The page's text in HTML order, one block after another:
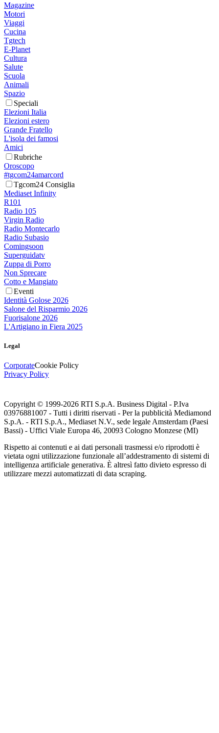
Magazine
Motori
Viaggi
Cucina
Tgtech
E-Planet
Cultura
Salute
Scuola
Animali
Spazio
Speciali
Elezioni Italia
Elezioni estero
Grande Fratello
L'isola dei famosi
Amici
Rubriche
Oroscopo
#tgcom24amarcord
Tgcom24 Consiglia
Mediaset Infinity
R101
Radio 105
Virgin Radio
Radio Montecarlo
Radio Subasio
Comingsoon
Superguidatv
Zuppa di Porro
Non Sprecare
Cotto e Mangiato
Eventi
Identità Golose 2026
Salone del Risparmio 2026
Fuorisalone 2026
L'Artigiano in Fiera 2025
Legal
CorporateCookie Policy
Privacy Policy
Copyright © 1999-2026 RTI S.p.A. Business Digital - P.Iva
03976881007 - Tutti i diritti riservati - Per la pubblicità Mediamond
S.p.A. - RTI S.p.A., Mediaset N.V., sede legale Amsterdam (Paesi
Bassi) - Uffici Viale Europa 46, 20093 Cologno Monzese (MI)
Rispetto ai contenuti e ai dati personali trasmessi e/o riprodotti è
vietata ogni utilizzazione funzionale all’addestramento di sistemi di
intelligenza artificiale generativa. È altresì fatto divieto espresso di
utilizzare mezzi automatizzati di data scraping.